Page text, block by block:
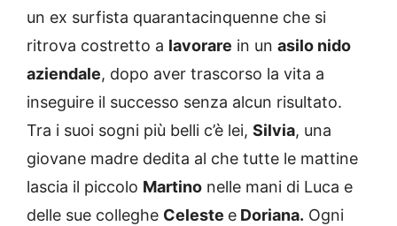
un ex surfista quarantacinquenne che si
ritrova costretto a lavorare in un asilo nido
aziendale, dopo aver trascorso la vita a
inseguire il successo senza alcun risultato.
Tra i suoi sogni più belli c’è lei, Silvia, una
giovane madre dedita al che tutte le mattine
lascia il piccolo Martino nelle mani di Luca e
delle sue colleghe Celeste e Doriana. Ogni